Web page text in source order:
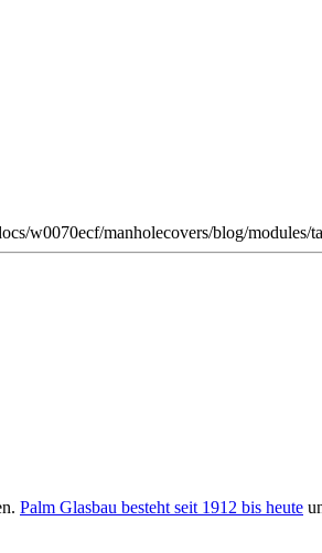
w0070ecf/manholecovers/blog/modules/
Palm Glasbau besteht seit 1912 bis heute